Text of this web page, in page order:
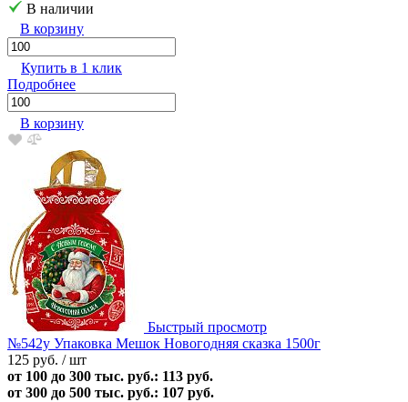
В наличии
В корзину
Купить в 1 клик
Подробнее
В корзину
Быстрый просмотр
№542у Упаковка Мешок Новогодняя сказка 1500г
125 руб. / шт
от 100 до 300 тыс. руб.: 113 руб.
от 300 до 500 тыс. руб.: 107 руб.